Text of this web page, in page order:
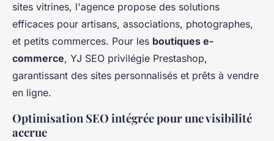
sites vitrines, l'agence propose des solutions
efficaces pour artisans, associations, photographes,
et petits commerces. Pour les boutiques e-
commerce, YJ SEO privilégie Prestashop,
garantissant des sites personnalisés et prêts à vendre
en ligne.
Optimisation SEO intégrée pour une visibilité
accrue